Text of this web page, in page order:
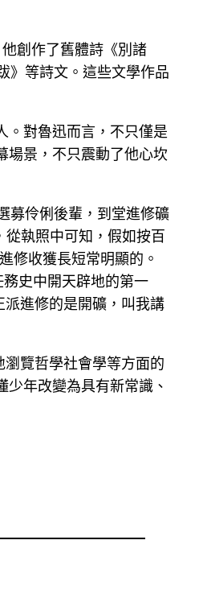
創作了舊體詩《別諸
》等詩文。這些文學作品
。對魯迅而言，不只僅是
場景，不只震動了他心坎
募伶俐後輩，到堂進修礦
執照中可知，假如按百
修收獲長短常明顯的。
史中開天辟地的第一
派進修的是開礦，叫我講
覽哲學社會學等方面的
年改變為具有新常識、